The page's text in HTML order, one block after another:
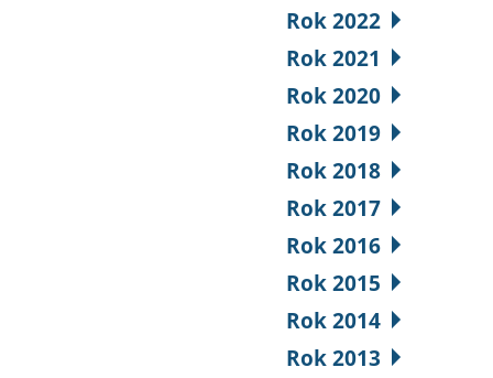
Rok 2022
Rok 2021
Rok 2020
Rok 2019
Rok 2018
Rok 2017
Rok 2016
Rok 2015
Rok 2014
Rok 2013